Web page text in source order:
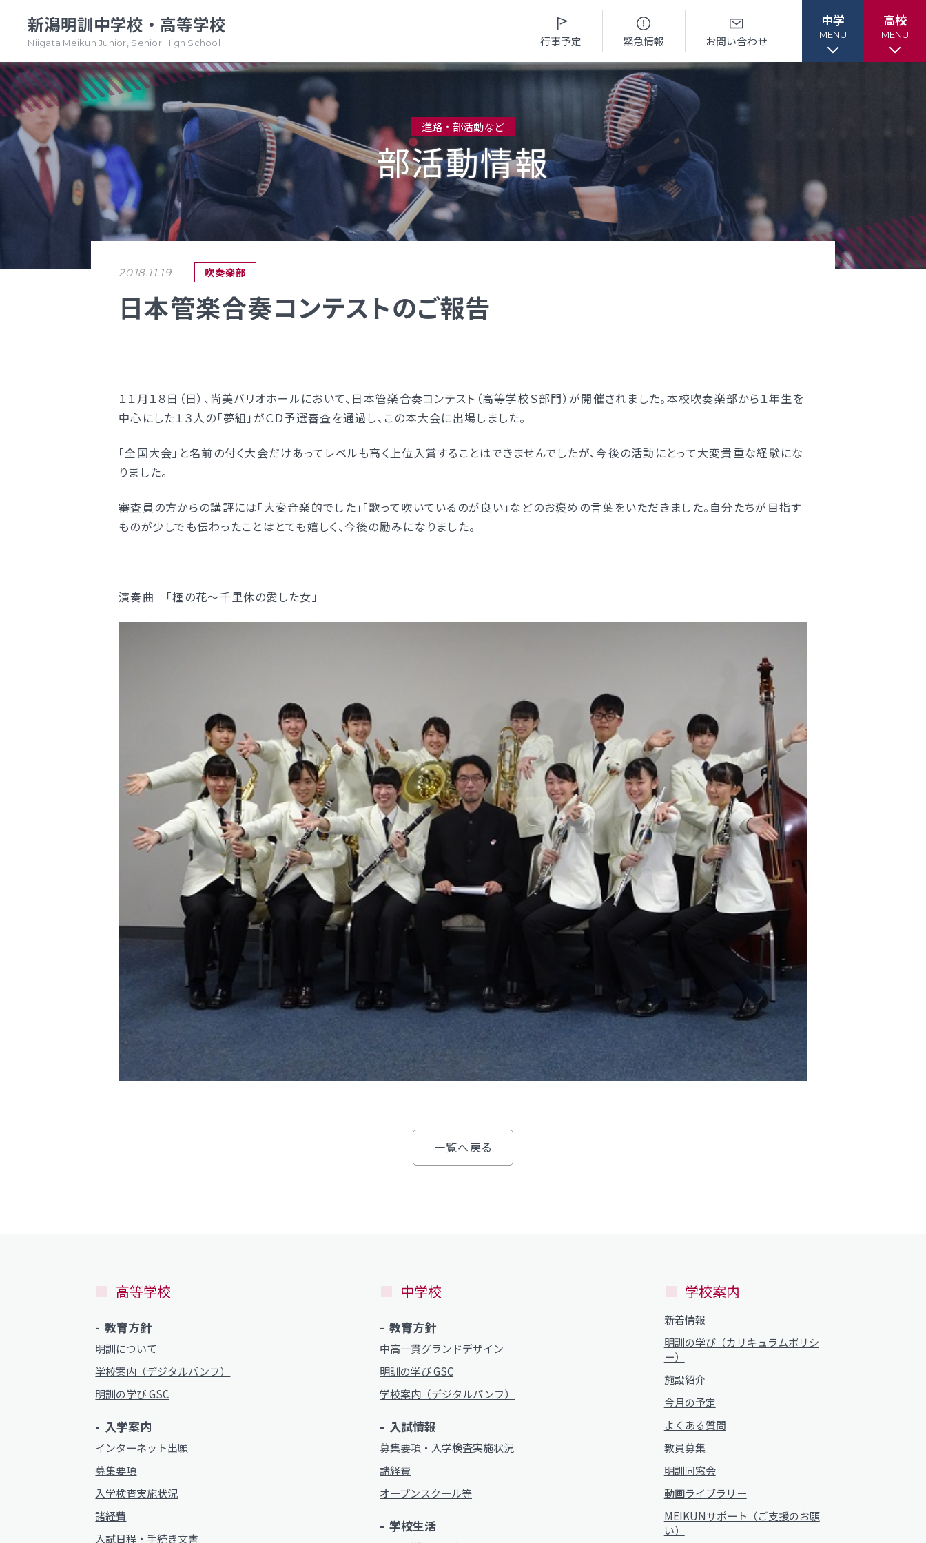
新潟明訓中学校・高等学校
Niigata Meikun Junior, Senior High School 行事予定 緊急情報 お問い合わせ
中学
MENU
TOPページ
新潟明訓中学校
教育方針
中高一貫グランドデザイン
明訓の学び GSC
学校案内
（デジタルパンフ）
入試情報
募集要項・
入学検査実施状況
学校生活
日々の学習サイクル
年間行事カレンダー
各種書類ダウンロード
明訓の学び（カリキュラムポリシー）
施設紹介
今月の予定
よくある質問
明訓同窓会
明訓チャンネル
高校
MENU
TOPページ
新潟明訓高等学校
教育方針
明訓について
学校案内
明訓の学び GSC
入学案内
インターネット出願
募集要項
入試日程・手続き文書
高校オープンスクール
進路・部活動など
進路概況
部活動情報
各種書類ダウンロード
卒業生調査書交付手順
学校案内
新着情報
明訓の学び（カリキュラムポリシー）
今月の予定
明訓同窓会
お問い合わせ サイトマップ プライバシーポリシー
進路・部活動など
部活動情報
2018.11.19 吹奏楽部
日本管楽合奏コンテストのご報告
１１月１８日（日）、尚美バリオホールにおいて、日本管楽合奏コンテスト（高等学校Ｓ部門）が開催されました。本校吹奏楽部から１年生を
中心にした１３人の「夢組」がＣＤ予選審査を通過し、この本大会に出場しました。
「全国大会」と名前の付く大会だけあってレベルも高く上位入賞することはできませんでしたが、今後の活動にとって大変貴重な経験にな
りました。
審査員の方からの講評には「大変音楽的でした」「歌って吹いているのが良い」などのお褒めの言葉をいただきました。自分たちが目指す
ものが少しでも伝わったことはとても嬉しく、今後の励みになりました。
演奏曲 「槿の花～千里休の愛した女」
一覧へ戻る
高等学校
教育方針
明訓について
学校案内（デジタルパンフ）
明訓の学び GSC
入学案内
インターネット出願
募集要項
入学検査実施状況
諸経費
入試日程・手続き文書
中学校
教育方針
中高一貫グランドデザイン
明訓の学び GSC
学校案内（デジタルパンフ）
入試情報
募集要項・入学検査実施状況
諸経費
オープンスクール等
学校生活
学校案内
新着情報
明訓の学び（カリキュラムポリシ
ー）
施設紹介
今月の予定
よくある質問
教員募集
明訓同窓会
動画ライブラリー
MEIKUNサポート（ご支援のお願
い）